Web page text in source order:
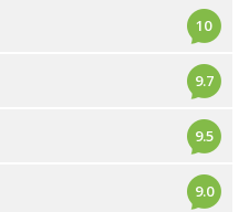
10
9.7
9.5
9.0